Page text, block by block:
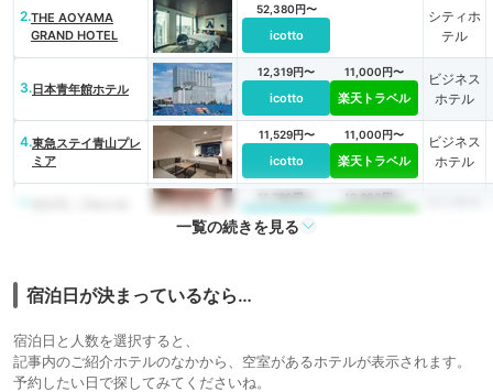
2.THE AOYAMA
GRAND HOTEL
52,380円〜
icotto
シティホ
テル
3.日本青年館ホテル
12,319円〜
icotto
11,000円〜
楽天トラベル
ビジネス
ホテル
4.東急ステイ青山プレ
ミア
11,529円〜
icotto
11,000円〜
楽天トラベル
ビジネス
ホテル
11,790円〜
icotto
12,600円〜
一覧の続きを見る
宿泊日が決まっているなら…
宿泊日と人数を選択すると、
記事内のご紹介ホテルのなかから、空室があるホテルが表示されます。
予約したい日で探してみてくださいね。